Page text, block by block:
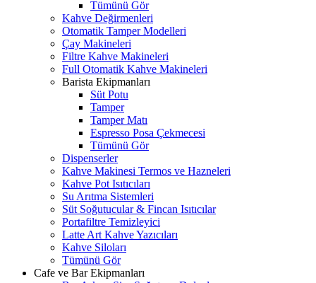
Tümünü Gör
Kahve Değirmenleri
Otomatik Tamper Modelleri
Çay Makineleri
Filtre Kahve Makineleri
Full Otomatik Kahve Makineleri
Barista Ekipmanları
Süt Potu
Tamper
Tamper Matı
Espresso Posa Çekmecesi
Tümünü Gör
Dispenserler
Kahve Makinesi Termos ve Hazneleri
Kahve Pot Isıtıcıları
Su Arıtma Sistemleri
Süt Soğutucular & Fincan Isıtıcılar
Portafiltre Temizleyici
Latte Art Kahve Yazıcıları
Kahve Siloları
Tümünü Gör
Cafe ve Bar Ekipmanları